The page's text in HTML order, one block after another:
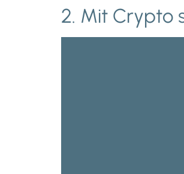
2. Mit Crypto